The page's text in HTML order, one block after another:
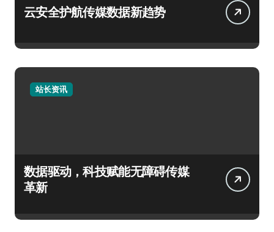
云安全护航传媒数据新趋势
站长资讯
数据驱动，科技赋能无障碍传媒
革新